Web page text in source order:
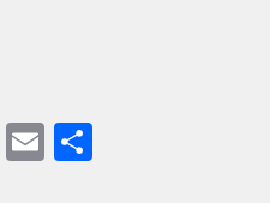
T
w
E
m